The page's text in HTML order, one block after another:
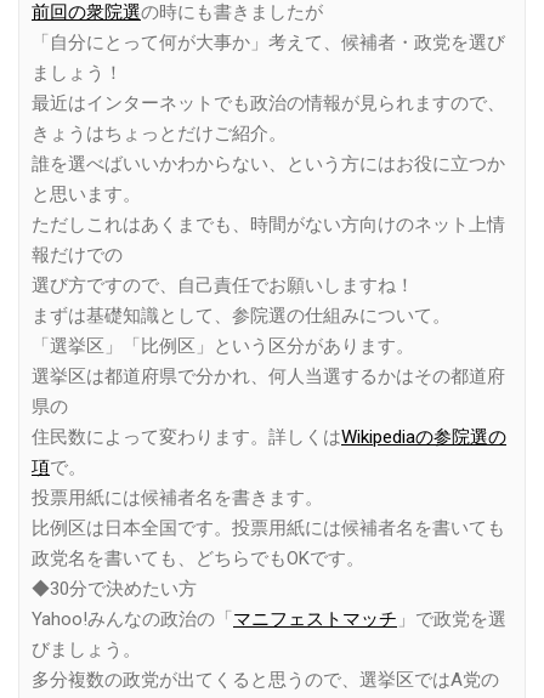
前回の衆院選の時にも書きましたが
「自分にとって何が大事か」考えて、候補者・政党を選び
ましょう！
最近はインターネットでも政治の情報が見られますので、
きょうはちょっとだけご紹介。
誰を選べばいいかわからない、という方にはお役に立つか
と思います。
ただしこれはあくまでも、時間がない方向けのネット上情
報だけでの
選び方ですので、自己責任でお願いしますね！
まずは基礎知識として、参院選の仕組みについて。
「選挙区」「比例区」という区分があります。
選挙区は都道府県で分かれ、何人当選するかはその都道府
県の
住民数によって変わります。詳しくはWikipediaの参院選の
項で。
投票用紙には候補者名を書きます。
比例区は日本全国です。投票用紙には候補者名を書いても
政党名を書いても、どちらでもOKです。
◆30分で決めたい方
Yahoo!みんなの政治の「マニフェストマッチ 」で政党を選
びましょう。
多分複数の政党が出てくると思うので、選挙区ではA党の